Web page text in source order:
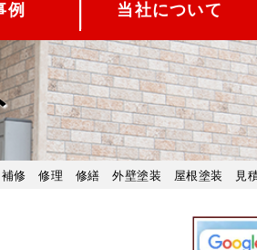
例 当社について
修 修理 修繕 外壁塗装 屋根塗装 見積